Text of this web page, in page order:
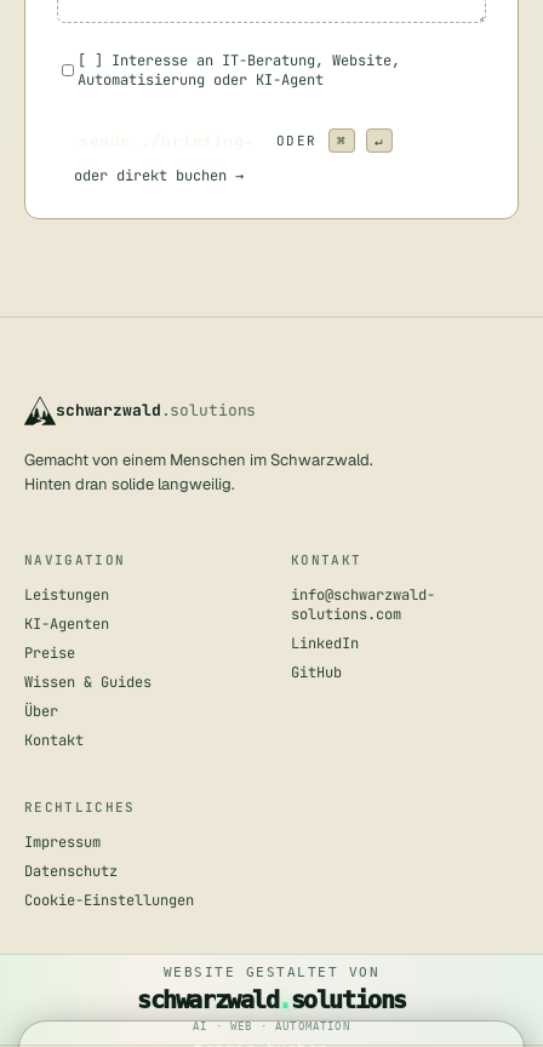
[ ] Interesse an IT-Beratung, Website,
Automatisierung oder KI-Agent
ODER ⌘ ↵
oder direkt buchen →
schwarzwald .solutions
Gemacht von einem Menschen im Schwarzwald.
Hinten dran solide langweilig.
NAVIGATION
Leistungen
KI-Agenten
Preise
Wissen & Guides
Über
Kontakt
KONTAKT
info@schwarzwald-
solutions.com
LinkedIn
GitHub
RECHTLICHES
Impressum
Datenschutz
Cookie-Einstellungen